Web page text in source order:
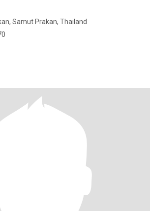
Samut Prakan, Thailand